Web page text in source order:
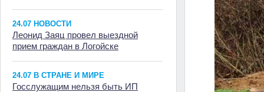
24.07 НОВОСТИ
Леонид Заяц провел выездной
прием граждан в Логойске
24.07 В СТРАНЕ И МИРЕ
Госслужащим нельзя быть ИП